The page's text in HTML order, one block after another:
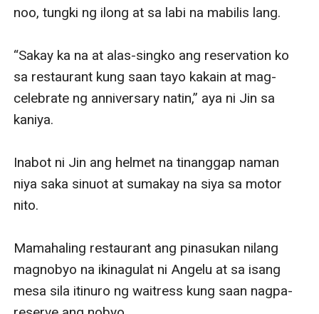
noo, tungki ng ilong at sa labi na mabilis lang.
“Sakay ka na at alas-singko ang reservation ko
sa restaurant kung saan tayo kakain at mag-
celebrate ng anniversary natin,” aya ni Jin sa
kaniya.
Inabot ni Jin ang helmet na tinanggap naman
niya saka sinuot at sumakay na siya sa motor
nito.
Mamahaling restaurant ang pinasukan nilang
magnobyo na ikinagulat ni Angelu at sa isang
mesa sila itinuro ng waitress kung saan nagpa-